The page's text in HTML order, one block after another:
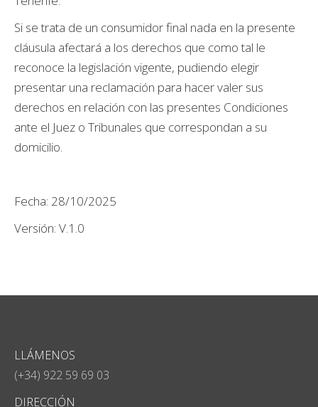
Si se trata de un consumidor final nada en la presente
cláusula afectará a los derechos que como tal le
reconoce la legislación vigente, pudiendo elegir
presentar una reclamación para hacer valer sus
derechos en relación con las presentes Condiciones
ante el Juez o Tribunales que correspondan a su
domicilio.
Fecha: 28/10/2025
Versión: V.1.0
LLÁMENOS
(+34) 922 59 69 03
DIRECCIÓN